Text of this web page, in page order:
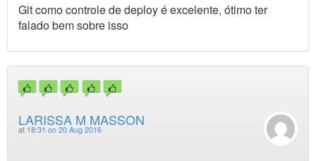
Git como controle de deploy é excelente, ótimo ter
falado bem sobre isso
LARISSA M MASSON
at 18:31 on 20 Aug 2016